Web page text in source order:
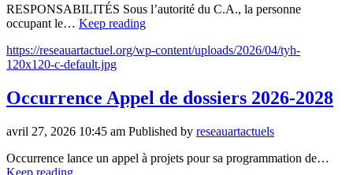
RESPONSABILITÉS Sous l’autorité du C.A., la personne
occupant le… Keep reading
https://reseauartactuel.org/wp-content/uploads/2026/04/tyh-
120x120-c-default.jpg
Occurrence Appel de dossiers 2026-2028
avril 27, 2026 10:45 am Published by reseauartactuels
Occurrence lance un appel à projets pour sa programmation de…
Keep reading